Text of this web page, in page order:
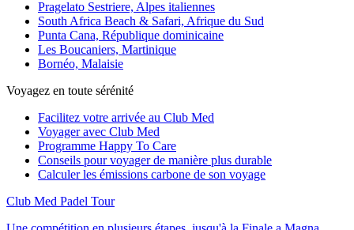
Pragelato Sestriere, Alpes italiennes
South Africa Beach & Safari, Afrique du Sud
Punta Cana, République dominicaine
Les Boucaniers, Martinique
Bornéo, Malaisie
Voyagez en toute sérénité
Facilitez votre arrivée au Club Med
Voyager avec Club Med
Programme Happy To Care
Conseils pour voyager de manière plus durable
Calculer les émissions carbone de son voyage
Club Med Padel Tour